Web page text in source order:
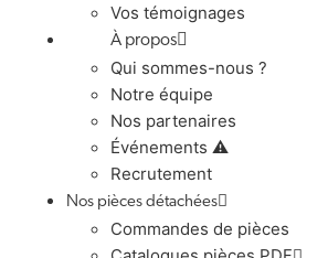
Vos témoignages
À propos
Qui sommes-nous ?
Notre équipe
Nos partenaires
Événements ⚠️
Recrutement
Nos pièces détachées
Commandes de pièces